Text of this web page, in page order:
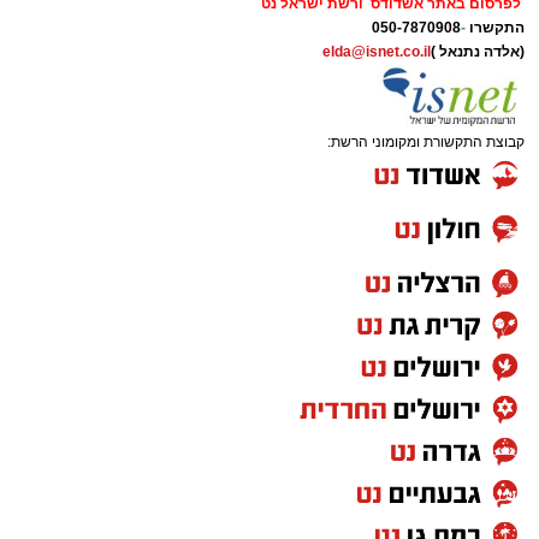
המעמד, שהתקיים ביוזמת 'מעגלים', נערך
בראשות בעל המנגן ר' דודי קאליש, שידוע
בכישרונו להגיש יצירות עומק ברגש יהודי לוהט
ופנימי, כשלצידו ליד השולחן הסיבו, חבושי
שטריימלך, מקהלת "נגינה" המפוארת בליווי הרכב
מוזיקלי מורחב. ואכן, בשעות הבאות נסחפו
המשתתפים על גבי צליליה הענוגים של שבת
קודש, כשהם נהנים וחווים מקרוב את יצירות
המופת ממיטב חצרות החסידות, בהן בעלזא,
ויז'ניץ, פיטסבורג, מודז'יץ ועוד.
התקשרו -
050-7870908
(אלדה נתנאל )elda@isnet.co.il
קבוצת התקשורת ומקומוני הרשת: